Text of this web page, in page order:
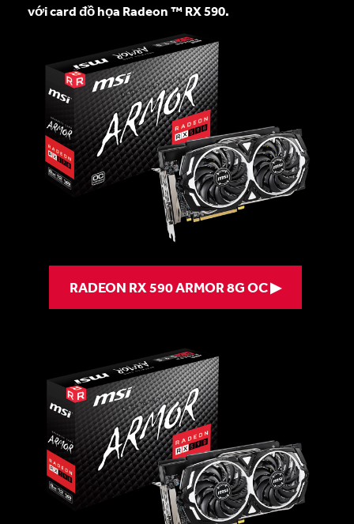
với card đồ họa Radeon ™ RX 590.
RADEON RX 590 ARMOR 8G OC ▶